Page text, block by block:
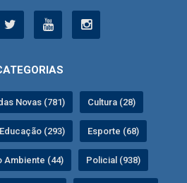
Novas (781) Cultura (28)
Educação (293) Esporte (68)
Ambiente (44) Policial (938)